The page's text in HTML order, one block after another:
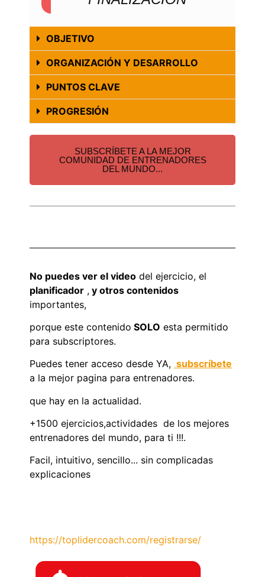
OBJETIVO
ORGANIZACIÓN Y DESARROLLO
PUNTOS CLAVE
PROGRESIÓN
SUBSCRÍBETE A LA MEJOR
COMUNIDAD DE ENTRENADORES
DEL MUNDO...
No puedes ver el video del ejercicio, el
planificador , y otros contenidos
importantes,
porque este contenido SOLO esta permitido
para subscriptores.
Puedes tener acceso desde YA, subscríbete
a la mejor pagina para entrenadores.
que hay en la actualidad.
+1500 ejercicios,actividades de los mejores
entrenadores del mundo, para ti !!!.
Facil, intuitivo, sencillo... sin complicadas
explicaciones
https://toplidercoach.com/registrarse/